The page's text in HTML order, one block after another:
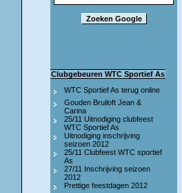
Clubgebeuren WTC Sportief As
WTC Sportief As terug online
Gouden Bruiloft Jean &
Carina
25/11 Uitnodiging clubfeest
WTC Sportief As
Uitnodiging inschrijving
seizoen 2012
25/11 Clubfeest WTC sportief
As
27/11 Inschrijving seizoen
2012
Prettige feestdagen 2012